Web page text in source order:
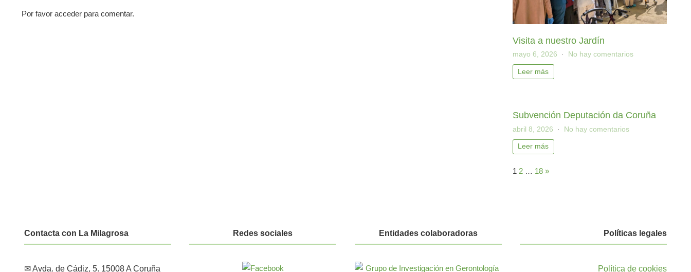
Por favor acceder para comentar.
Visita a nuestro Jardín
mayo 6, 2026 No hay comentarios
Leer más
Subvención Deputación da Coruña
abril 8, 2026 No hay comentarios
Leer más
1 2 … 18 »
Contacta con La Milagrosa
✉ Avda. de Cádiz, 5. 15008 A Coruña
Redes sociales Entidades colaboradoras Políticas legales
Política de cookies